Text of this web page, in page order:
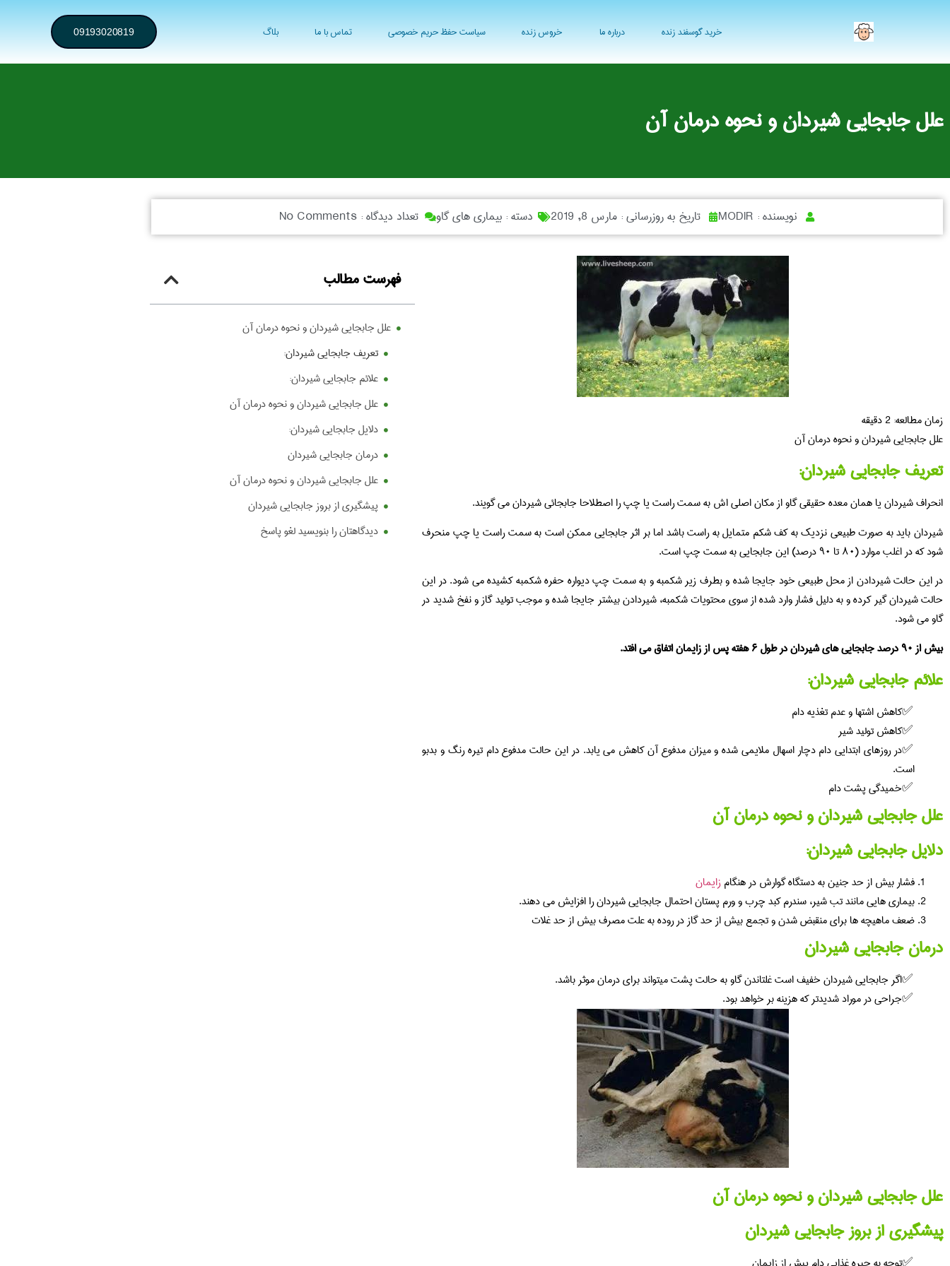
خرید گوسفند زنده درباره ما خروس زنده سیاست حفظ حریم خصوصی تماس با ما بلاگ 09193020819
علل جابجایی شیردان و نحوه درمان آن
نویسنده : تاریخ به روزرسانی : مارس 8, 2019 دسته : بیماری های گاو تعداد دیدگاه : No Comments
زمان مطالعه:2دقیقه
علل جابجایی شیردان و نحوه درمان آن
تعریف جابجایی شیردان:
انحراف شیردان یا همان معده حقیقی گاو از مکان اصلی اش به سمت راست یا چپ را اصطلاحا جابجائی شیردان می گویند.
شیردان باید به صورت طبیعی نزدیک به کف شکم متمایل به راست باشد اما بر اثر جابجایی ممکن است به سمت راست یا چپ منحرف
شود که در اغلب موارد (۸۰ تا ۹۰ درصد) این جابجایی به سمت چپ است.
در این حالت شیردادن از محل طبیعی خود جایجا شده و بطرف زیر شکمبه و به سمت چپ دیواره حفره شکمبه کشیده می شود. در این
حالت شیردان گیر کرده و به دلیل فشار وارد شده از سوی محتویات شکمبه، شیردادن بیشتر جایجا شده و موجب تولید گاز و نفخ شدید در
گاو می شود.
بیش از ۹۰ درصد جابجایی های شیردان در طول ۶ هفته پس از زایمان اتفاق می افتد.
علائم جابجایی شیردان:
کاهش اشتها و عدم تغذیه دام
کاهش تولید شیر
در روزهای ابتدایی دام دچار اسهال ملایمی شده و میزان مدفوع آن کاهش می یابد. در این حالت مدفوع دام تیره رنگ و بدبو
است.
خمیدگی پشت دام
علل جابجایی شیردان و نحوه درمان آن
دلایل جابجایی شیردان:
فشار بیش از حد جنین به دستگاه گوارش در هنگامزایمان
بیماری هایی مانند تب شیر، سندرم کبد چرب و ورم پستان احتمال جابجایی شیردان را افزایش می دهند.
ضعف ماهیچه ها برای منقبض شدن و تجمع بیش از حد گاز در روده به علت مصرف بیش از حد غلات
درمان جابجایی شیردان
اگر جابجایی شیردان خفیف است غلتاندن گاو به حالت پشت میتواند برای درمان موثر باشد.
جراحی در موراد شدیدتر که هزینه بر خواهد بود.
علل جابجایی شیردان و نحوه درمان آن
پیشگیری از بروز جابجایی شیردان
فهرست مطالب
علل جابجایی شیردان و نحوه درمان آن
تعریف جابجایی شیردان:
علائم جابجایی شیردان:
علل جابجایی شیردان و نحوه درمان آن
دلایل جابجایی شیردان:
درمان جابجایی شیردان
علل جابجایی شیردان و نحوه درمان آن
پیشگیری از بروز جابجایی شیردان
دیدگاهتان را بنویسید لغو پاسخ